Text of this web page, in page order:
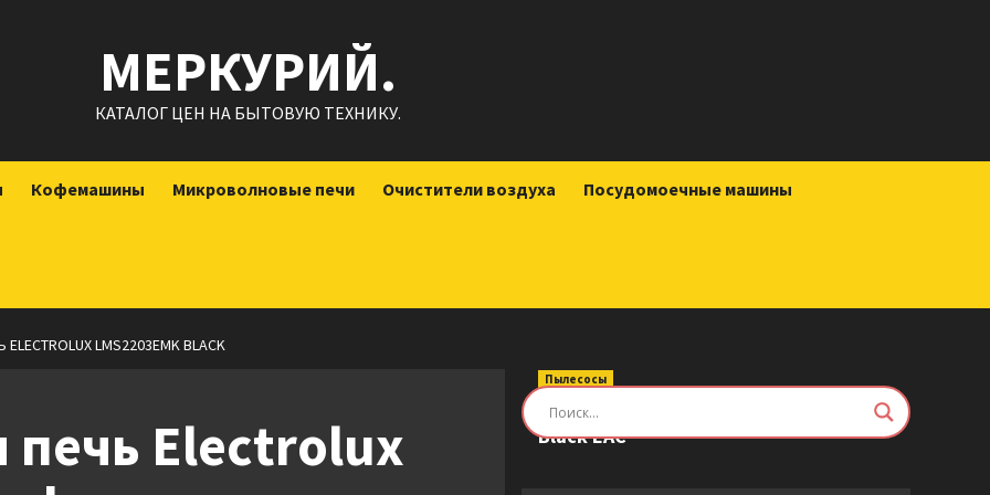
МЕРКУРИЙ.
КАТАЛОГ ЦЕН НА БЫТОВУЮ ТЕХНИКУ.
Кофемашины Микроволновые печи Очистители воздуха Посудомоечные машины
LMS2203EMK BLACK
Electrolux
Пылесосы
Робот-пылесос Roborock Saros Z70
Black EAC